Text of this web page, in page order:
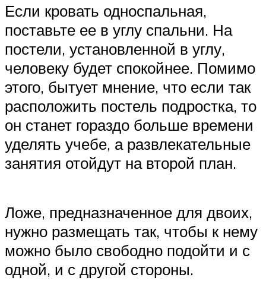
Если кровать односпальная,
поставьте ее в углу спальни. На
постели, установленной в углу,
человеку будет спокойнее. Помимо
этого, бытует мнение, что если так
расположить постель подростка, то
он станет гораздо больше времени
уделять учебе, а развлекательные
занятия отойдут на второй план.
Ложе, предназначенное для двоих,
нужно размещать так, чтобы к нему
можно было свободно подойти и с
одной, и с другой стороны.